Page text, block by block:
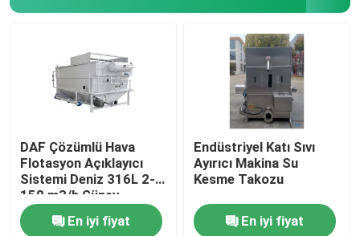
DAF Çözümlü Hava
Flotasyon Açıklayıcı
Sistemi Deniz 316L 2-
150 m3/h Güney
Amerika için Deniz suyu
RO Yem Su Arıtma
En iyi fiyat
Endüstriyel Katı Sıvı
Ayırıcı Makina Su
Kesme Takozu
En iyi fiyat